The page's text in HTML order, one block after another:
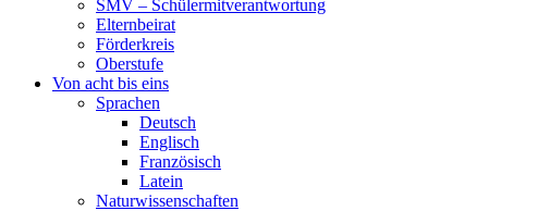
SMV – Schülermitverantwortung
Elternbeirat
Förderkreis
Oberstufe
Von acht bis eins
Sprachen
Deutsch
Englisch
Französisch
Latein
Naturwissenschaften